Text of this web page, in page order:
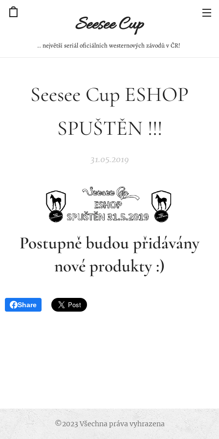
Seesee Cup
.. největší seriál oficiálních westernových závodů v ČR!
Seesee Cup ESHOP
SPUŠTĚN !!!
31.05.2019
Postupně budou přidávány
nové produkty :)
Share
©2023 Všechna práva vyhrazena